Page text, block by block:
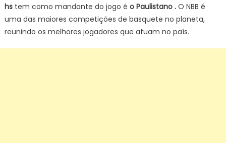
hs tem como mandante do jogo é o Paulistano . O NBB é
uma das maiores competições de basquete no planeta,
reunindo os melhores jogadores que atuam no país.